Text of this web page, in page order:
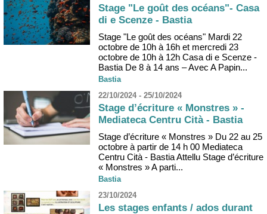
Stage "Le goût des océans"- Casa
di e Scenze - Bastia
Stage "Le goût des océans" Mardi 22
octobre de 10h à 16h et mercredi 23
octobre de 10h à 12h Casa di e Scenze -
Bastia De 8 à 14 ans – Avec A Papin...
Bastia
22/10/2024 - 25/10/2024
Stage d’écriture « Monstres » -
Mediateca Centru Cità - Bastia
Stage d’écriture « Monstres » Du 22 au 25
octobre à partir de 14 h 00 Mediateca
Centru Cità - Bastia Attellu Stage d’écriture
« Monstres » A parti...
Bastia
23/10/2024
Les stages enfants / ados durant